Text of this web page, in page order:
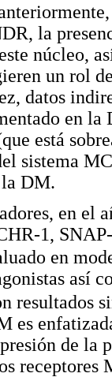
la
núcleo,
un rol
datos
en
está
sistema
la DM.
en el
1,
en
así
resultados
es
de la
receptores